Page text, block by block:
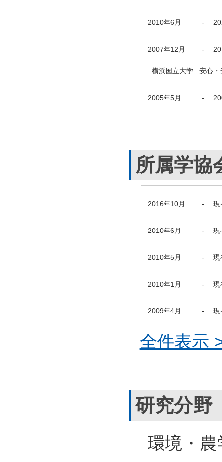
2010年6月 -
2007年12月 -
横浜国立大学 安心・
2005年5月 -
所属学協
2016年10月 - 現
2010年6月 - 現
2010年5月 - 現
2010年1月 - 現
2009年4月 - 現
全件表示
研究分野
環境・